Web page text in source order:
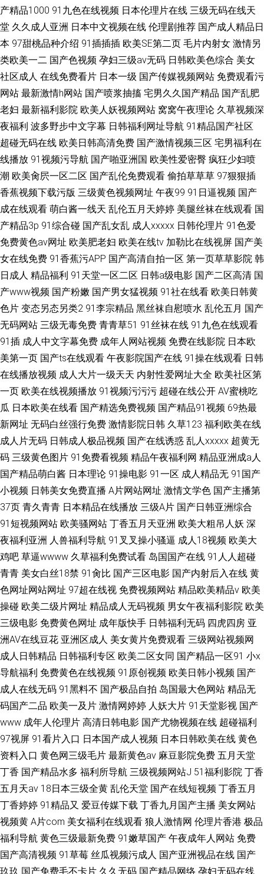
产精品1000 91九色在线视频 日本伦理片在线 三级无码在线天
堂 久久成人亚洲 日本中文视频在线 伦理剧推荐 国产成人精品日
本 97甜桃品种介绍 91插插插 欧美SE第二页 毛片内射女 激情另
类欧美一二 国产色视频 孕妇三级av无码 日韩欧美色综合 美女
社区成人 在线免费看片 日本一级 国产传媒视频网站 免费观看污
网站 最新激情h网站 国产喷浆抽搐 宅男久久国产精品 国产乱肥
老妇 最新福利影院 欧美人妖视频网站 窝窝午夜理论 久草视频深
夜福利 波多野步中文字幕 日韩福利网址导航 91精品国产社区
超碰无码在线 欧美日韩高清免费 国产激情视频三区 宅男福利在
线播放 91视频污导航 国产啪亚洲国 欧美性爱密臀 疯狂少妇喷
潮 欧美肏屄一区二区 国产乱伦免费观看 偷拍草草草 97狠狠插
香蕉视频下载污版 三级黄色视频网址 午夜99 91日逼视频 国产
成在线观看 萌白酱一线天 乱伦五月天婷婷 美腿丝袜在线观看 国
产精品3p 91综合碰 国产乱女乱 成人xxxxx 日韩伦理片 91色爱
免费黄色av网址 欧美肥老妇 欧美在线tv 加勒比在线视屏 国产美
女在线免费 91香蕉污APP 国产高清自拍一区 第一页草草影院 韩
日成人 精品福利 91天堂一区二区 日韩a级电影 国产二区高清 国
产www视频 国产粉嫩 国产男女猛视频 91社在线看 欧美日韩黄
色片 变态另态另类2 91李宗精品 黑丝袜自慰喷水 乱伦五月 国产
无码网站 三级无毒免费 青青草51 91丝袜在线 91九色在线观看
91插 成人中文字幕免费 成年人网站视频 免费在线影院 日本欧
美第一页 国产ts在线观看 午夜影院国产在线 91操在线观看 日韩
在线播放视频 成人大片一级天天 内射性爱网址大全 欧美社区第
一页 欧美在线视频播放 91视频污污污 超碰在线公开 AV蜜桃吃
瓜 日本欧美在线看 国产精选免费视频 国产精品91视频 69热最
新网址 无码白丝强行免费 激情影院日韩 久草123 福利欧美在线
成人片无码 日韩成人极品视频 国产在线诱惑 乱人xxxxx 超黄无
码 三级黄色图片 91免费看视频 精品午夜福利网 精品亚洲成a人
国产精品萌白酱 日本理论 91操电影 91一区 成人精品无 91国产
小视频 日韩美女免费直播 A片网站网址 激情文学色 国产主播第
37页 青久青青 日本精品在线播放 三级A片 国产日韩亚洲综合
91短视频网站 欧美骚网站 丁香五月天亚洲 欧美大粗吊人妖 深
夜福利亚洲 人兽福利导航 91叉叉操小骚逼 成人18视频 欧美大
鸡吧 草逼wwww 久草福利免费试看 岛国国产在线 91人人超碰
青青 美女白丝18禁 91肏比 国产三区电影 国产内射后入在线 黄
色网址网站网址 97超在线视 免费视频网站 精品欧美精品v 欧美
操碰 欧美二级片网址 精品成人无码视频 男女午夜福利影院 欧美
三级电影 免费黄色网址 成年版快手 日韩福利无码 四虎四房 亚
洲AV在线豆花 亚洲区成人 美女黄片免费观看 三级网站视频网
成人日韩精品 日韩福利专区 欧美二区女同 国产精品一区91 小x
导航福利 免费黄色在线视频 91原创视频 欧美日韩小视频 国产
成人在线无码 91黑料不 国产极品自拍 岛国最大色网站 精品无
码国产二品 欧美一及片 激情网婷婷 人妖大片 91天堂影视 国产
www 成年人伦理片 高清日韩电影 国产尤物视频在线 超碰福利
97视屏 91看片入口 日本国产成人视频 日本日韩欧美在线 黄色
资料入口 黄色网三级毛片 最新黄色av 麻豆影院免费 五月天堂
丁香 国产精品水多 福利所导航 三级视频网站J 51福利影院 丁香
五月天av 18日本三级全黄 乱伦天堂 国产在线短视频 丁香五月
丁香婷婷 91精品又 爱豆传媒下载 丁香九月国产主播 美女网站
视频黄 A片com 美女福利在线观看 狼人激情网 伦理片香港 极品
福利导航 黄色三级最新免费 91嫩草国产 午夜成年人网站 免费
国产高清视频 91草莓 丝瓜视频污成人 国产亚洲视品在线 国产
玖玖 国产免费毛不卡片 久久无码 国产精品网络 孕妇无码在线